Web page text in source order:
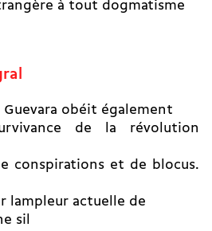
à tout dogmatisme
Guevara obéit également
de la révolution
conspirations et de blocus.
actuelle de
sil